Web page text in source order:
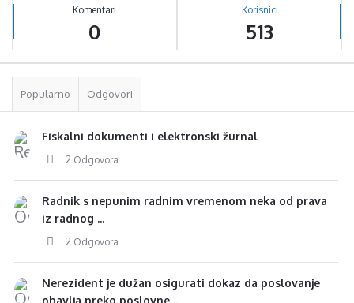
Komentari
0
Korisnici
513
Popularno Odgovori
Fiskalni dokumenti i elektronski žurnal
2 Odgovora
Radnik s nepunim radnim vremenom neka od prava
iz radnog ...
2 Odgovora
Nerezident je dužan osigurati dokaz da poslovanje
obavlja preko poslovne ...